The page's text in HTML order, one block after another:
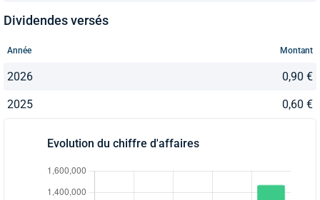
Dividendes versés
Année Montant
2026 0,90 €
2025 0,60 €
Evolution du chiffre d'affaires